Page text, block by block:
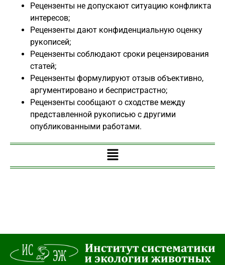
Рецензенты не допускают ситуацию конфликта
интересов;
Рецензенты дают конфиденциальную оценку
рукописей;
Рецензенты соблюдают сроки рецензирования
статей;
Рецензенты формулируют отзыв объективно,
аргументировано и беспристрастно;
Рецензенты сообщают о сходстве между
представленной рукописью с другими
опубликованными работами.